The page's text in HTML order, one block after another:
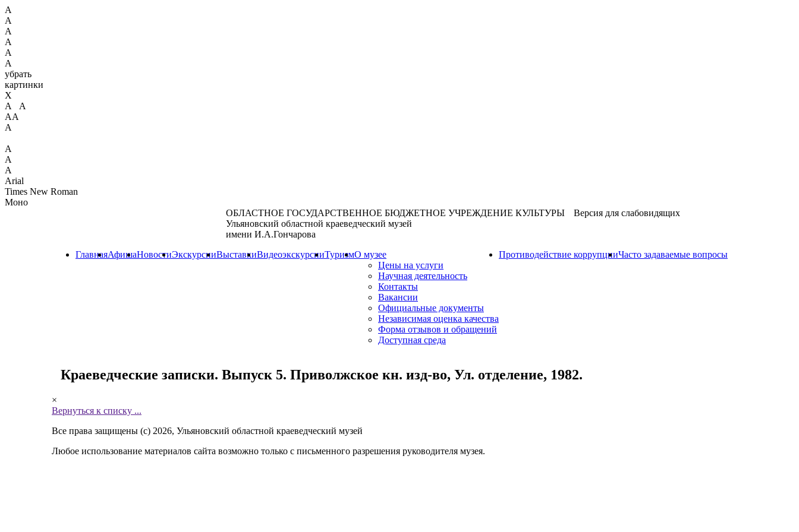
А
А
А
А
А
А
убрать
картинки
X
А А
АА
А
А
А
А
Arial
Times New Roman
Моно
ОБЛАСТНОЕ ГОСУДАРСТВЕННОЕ БЮДЖЕТНОЕ УЧРЕЖДЕНИЕ КУЛЬТУРЫ
Ульяновский областной краеведческий музей
имени И.А.Гончарова
Версия для слабовидящих
ГлавнаяАфишаНовостиЭкскурсииВыставкиВидеоэкскурсииТуризмО музее
Цены на услуги
Научная деятельность
Контакты
Вакансии
Официальные документы
Независимая оценка качества
Форма отзывов и обращений
Доступная среда
Противодействие коррупцииЧасто задаваемые вопросы
Краеведческие записки. Выпуск 5. Приволжское кн. изд-во, Ул. отделение, 1982.
×
Вернуться к списку ...
Все права защищены (с) 2026, Ульяновский областной краеведческий музей
Любое использование материалов сайта возможно только с письменного разрешения руководителя музея.